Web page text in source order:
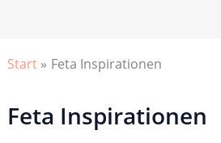
Start Feta Inspirationen
Feta Inspirationen